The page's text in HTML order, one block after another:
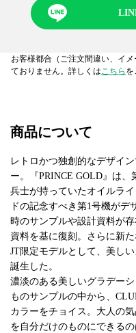
お客様都合（ご注文間違い、イ
ておりません。詳しくはこちら を
商品について
レトロかつ独創的なデザイ
ー。『PRINCE GOLD』は
兵士が持っていたオイルラ
ドの記念すべき第1号機が
時のサンプルや設計資料が
資料を基に復刻。さらに新
JT限定モデルとして、美し
誕生した。
濃淡のある美しいグラデー
ものサンプルの中から、
カラーをチョイス。大人の
を自分だけのものにできる